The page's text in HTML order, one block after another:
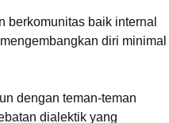
berkomunitas baik internal
diri minimal
dengan teman-teman
dialektik yang